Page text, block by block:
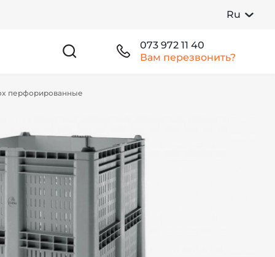
Ru
073 972 11 40
Вам перезвонить?
перфорированные